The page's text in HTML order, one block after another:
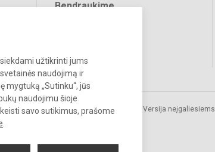
užtikrinti jums
naudojimą ir
mygtuką „Sutinku“, jūs
naudojimu šioje
savo sutikimus, prašome
Bendraukime
Visos teisės
sutikimo griežtai
Versija neįgaliesiems